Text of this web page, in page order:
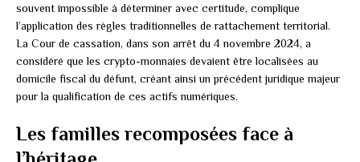
souvent impossible à déterminer avec certitude, complique
l’application des règles traditionnelles de rattachement territorial.
La Cour de cassation, dans son arrêt du 4 novembre 2024, a
considéré que les crypto-monnaies devaient être localisées au
domicile fiscal du défunt, créant ainsi un précédent juridique majeur
pour la qualification de ces actifs numériques.
Les familles recomposées face à